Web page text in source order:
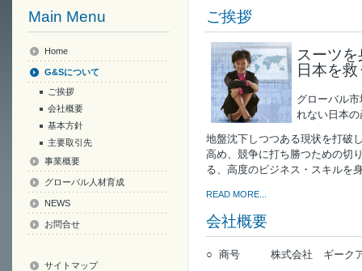
ご挨拶
スーツ
日本を救
グローバル
れない日本
地盤沈下しつつある現状を打破
高め、競争に打ち勝つための切
る、高度のビジネス・スキルを
READ MORE...
会社概要
○ 商号 株式会社 ギークア
Main Menu
Home
G&Sについて
ご挨拶
会社概要
基本方針
主要取引先
事業概要
グローバル人材育成
NEWS
お問合せ
サイトマップ